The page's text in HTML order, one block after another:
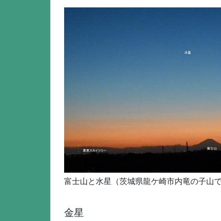
富士山と水星（茨城県龍ケ崎市内竜の子山
金星